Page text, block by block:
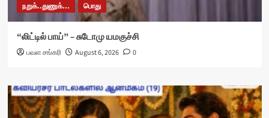
நறுக்..துணுக்... பொது
“லிட்டில் பாய்” – சுடோமு யமகுச்சி
பவள சங்கரி August 6, 2026 0